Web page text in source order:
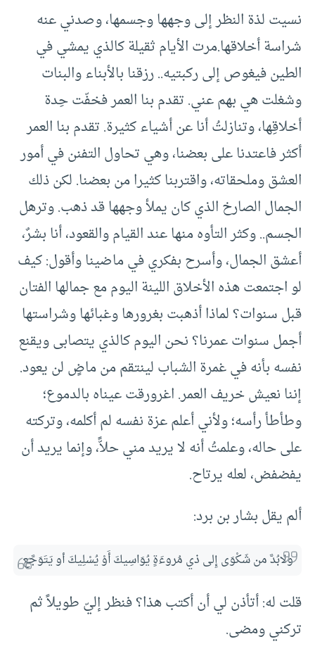
نسيت لذة النظر إلى وجهها وجسمها، وصدني عنه
شراسة أخلاقها.مرت الأيام ثقيلة كالذي يمشي في
الطين فيغوص إلى ركبتيه.. رزقنا بالأبناء والبنات
وشغلت هي بهم عني. تقدم بنا العمر فخفّت حِدة
أخلاقِها، وتنازلتُ أنا عن أشياء كثيرة. تقدم بنا العمر
أكثر فاعتدنا على بعضنا، وهي تحاول التفنن في أمور
العشق وملحقاته، واقتربنا كثيرا من بعضنا. لكن ذلك
الجمال الصارخ الذي كان يملأ وجهها قد ذهب. وترهل
الجسم.. وكثر التأوه منها عند القيام والقعود، أنا بشرٌ،
أعشق الجمال، وأسرح بفكري في ماضينا وأقول: كيف
لو اجتمعت هذه الأخلاق اللينة اليوم مع جمالها الفتان
قبل سنوات؟ لماذا أذهبت بغرورها وغبائها وشراستها
أجمل سنوات عمرنا؟ نحن اليوم كالذي يتصابى ويقنع
نفسه بأنه في غمرة الشباب لينتقم من ماضٍ لن يعود.
إننا نعيش خريف العمر. اغرورقت عيناه بالدموع؛
وطأطأ رأسه؛ ولأني أعلم عزة نفسه لم أكلمه، وتركته
على حاله، وعلمتُ أنه لا يريد مني حلاًّ، وإنما يريد أن
يفضفض، لعله يرتاح.
ألم يقل بشار بن برد:
ولابُدَّ من شَكْوَى إِلى ذي مُروءَةٍ يُوَاسِيكَ أَوْ يُسْلِيكَ أو يَتَوَجَّع
قلت له: أتأذن لي أن أكتب هذا؟ فنظر إليّ طويلاً ثم
تركني ومضى.